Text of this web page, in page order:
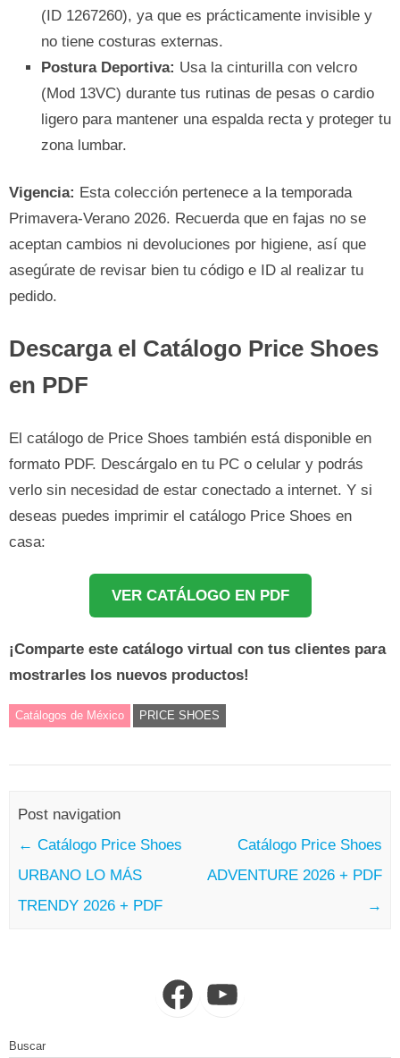
(ID 1267260), ya que es prácticamente invisible y
no tiene costuras externas.
Postura Deportiva: Usa la cinturilla con velcro
(Mod 13VC) durante tus rutinas de pesas o cardio
ligero para mantener una espalda recta y proteger tu
zona lumbar.
Vigencia: Esta colección pertenece a la temporada
Primavera-Verano 2026. Recuerda que en fajas no se
aceptan cambios ni devoluciones por higiene, así que
asegúrate de revisar bien tu código e ID al realizar tu
pedido.
Descarga el Catálogo Price Shoes
en PDF
El catálogo de Price Shoes también está disponible en
formato PDF. Descárgalo en tu PC o celular y podrás
verlo sin necesidad de estar conectado a internet. Y si
deseas puedes imprimir el catálogo Price Shoes en
casa:
VER CATÁLOGO EN PDF
¡Comparte este catálogo virtual con tus clientes para
mostrarles los nuevos productos!
Catálogos de México PRICE SHOES
Post navigation
← Catálogo Price Shoes
URBANO LO MÁS
TRENDY 2026 + PDF
Catálogo Price Shoes
ADVENTURE 2026 + PDF
→
FacebookYouTube
Buscar